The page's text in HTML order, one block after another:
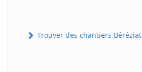
Trouver des chantiers Béréziat